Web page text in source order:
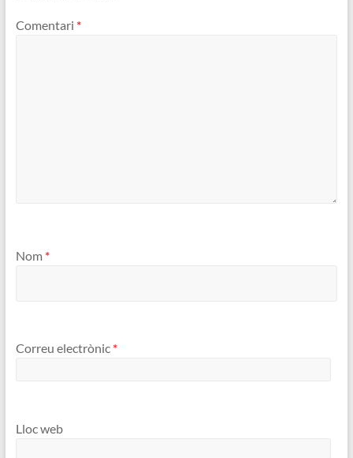
Comentari *
Nom *
Correu electrònic *
Lloc web